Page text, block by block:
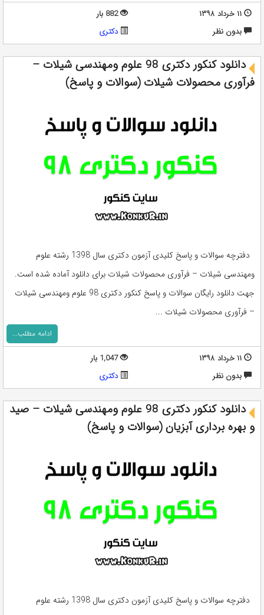
۱۱ خرداد ۱۳۹۸
882 بار
بدون نظر
دکتری
دانلود کنکور دکتری 98 علوم ومهندسی شیلات –
فرآوری محصولات شیلات (سوالات و پاسخ)
دفترچه سوالات و پاسخ کلیدی آزمون دکتری سال 1398 رشته علوم
ومهندسی شیلات – فرآوری محصولات شیلات برای دانلود آماده شده است.
جهت دانلود رایگان سوالات و پاسخ کنکور دکتری 98 علوم ومهندسی شیلات
– فرآوری محصولات شیلات ...
ادامه مطلب...
۱۱ خرداد ۱۳۹۸
1,047 بار
بدون نظر
دکتری
دانلود کنکور دکتری 98 علوم ومهندسی شیلات – صید
و بهره برداری آبزیان (سوالات و پاسخ)
دفترچه سوالات و پاسخ کلیدی آزمون دکتری سال 1398 رشته علوم